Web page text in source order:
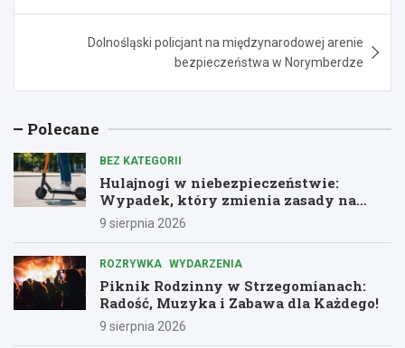
Dolnośląski policjant na międzynarodowej arenie
bezpieczeństwa w Norymberdze
Polecane
BEZ KATEGORII
Hulajnogi w niebezpieczeństwie:
Wypadek, który zmienia zasady na
drogach
9 sierpnia 2026
ROZRYWKA WYDARZENIA
Piknik Rodzinny w Strzegomianach:
Radość, Muzyka i Zabawa dla Każdego!
9 sierpnia 2026